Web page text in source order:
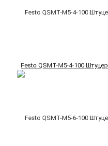
Festo QSMT-M5-4-100 Штуцер